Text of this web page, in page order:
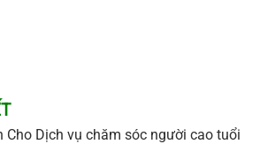
Cho Dịch vụ chăm sóc người cao tuổi